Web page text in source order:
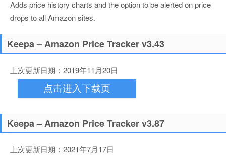
Adds price history charts and the option to be alerted on price
drops to all Amazon sites.
Keepa – Amazon Price Tracker v3.43
上次更新日期：2019年11月20日
点击进入下载页
Keepa – Amazon Price Tracker v3.87
上次更新日期：2021年7月17日